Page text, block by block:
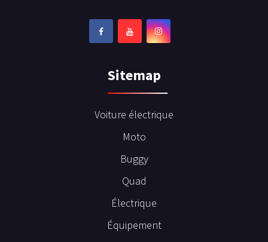
Sitemap
Voiture électrique
Moto
Buggy
Quad
Électrique
Équipement